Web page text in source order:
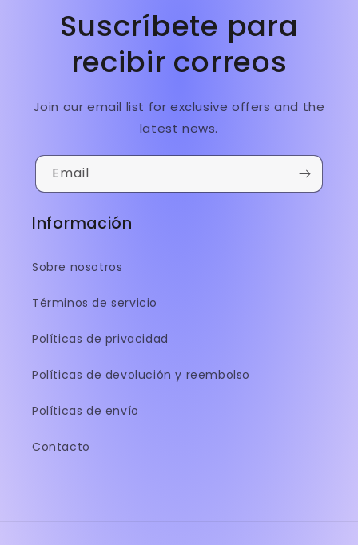
Suscríbete para
recibir correos
Join our email list for exclusive offers and the
latest news.
Email
Información
Sobre nosotros
Términos de servicio
Políticas de privacidad
Políticas de devolución y reembolso
Políticas de envío
Contacto